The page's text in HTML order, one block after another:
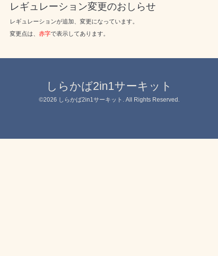
レギュレーション変更のおしらせ
レギュレーションが追加、変更になっています。
変更点は、 赤字で表示してあります。
しらかば2in1サーキット
©2026 しらかば2in1サーキット . All Rights Reserved.